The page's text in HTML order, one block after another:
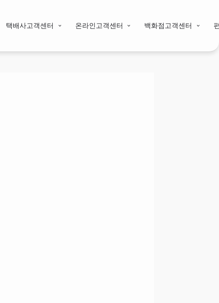
택배사고객센터 온라인고객센터 백화점고객센터